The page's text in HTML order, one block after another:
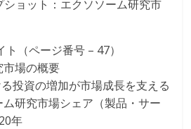
ョット：エクソソーム研究市
（ページ番号 – 47）
市場の概要
投資の増加が市場成長を支える
研究市場シェア（製品・サー
年